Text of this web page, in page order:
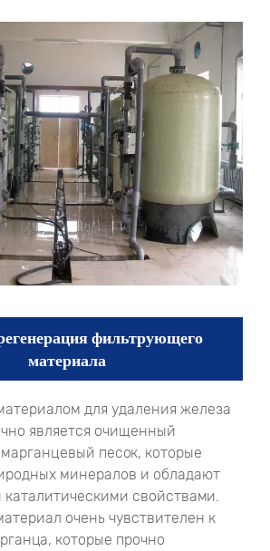
фильтрующего
материала
для удаления железа
является очищенный
песок, которые
минералов и обладают
свойствами.
очень чувствителен к
которые прочно